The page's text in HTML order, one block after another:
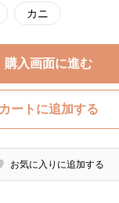
カニ
購入画面に進む
カートに追加する
お気に入りに追加する